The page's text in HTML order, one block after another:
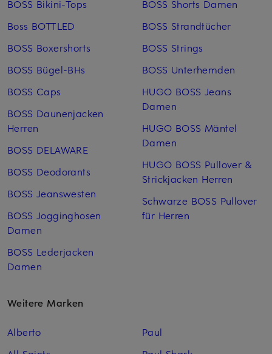
BOSS Bikini-Tops
Boss BOTTLED
BOSS Boxershorts
BOSS Bügel-BHs
BOSS Caps
BOSS Daunenjacken
Herren
BOSS DELAWARE
BOSS Deodorants
BOSS Jeanswesten
BOSS Jogginghosen
Damen
BOSS Lederjacken
Damen
BOSS Shorts Damen
BOSS Strandtücher
BOSS Strings
BOSS Unterhemden
HUGO BOSS Jeans
Damen
HUGO BOSS Mäntel
Damen
HUGO BOSS Pullover &
Strickjacken Herren
Schwarze BOSS Pullover
für Herren
Weitere Marken
Alberto
Paul